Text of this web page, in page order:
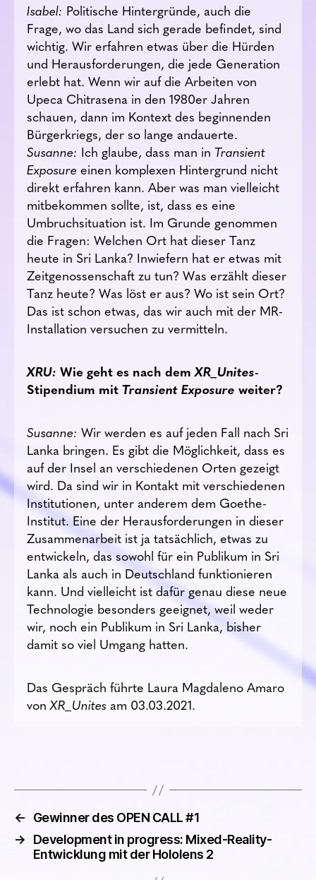
Isabel: Politische Hintergründe, auch die
Frage, wo das Land sich gerade befindet, sind
wichtig. Wir erfahren etwas über die Hürden
und Herausforderungen, die jede Generation
erlebt hat. Wenn wir auf die Arbeiten von
Upeca Chitrasena in den 1980er Jahren
schauen, dann im Kontext des beginnenden
Bürgerkriegs, der so lange andauerte.
Susanne: Ich glaube, dass man in Transient
Exposureeinen komplexen Hintergrund nicht
direkt erfahren kann. Aber was man vielleicht
mitbekommen sollte, ist, dass es eine
Umbruchsituation ist. Im Grunde genommen
die Fragen: Welchen Ort hat dieser Tanz
heute in Sri Lanka? Inwiefern hat er etwas mit
Zeitgenossenschaft zu tun? Was erzählt dieser
Tanz heute? Was löst er aus? Wo ist sein Ort?
Das ist schon etwas, das wir auch mit der MR-
Installation versuchen zu vermitteln.
XRU: Wie geht es nach demXR_Unites-
Stipendium mitTransient Exposure weiter?
Susanne: Wir werden es auf jeden Fall nach Sri
Lanka bringen. Es gibt die Möglichkeit, dass es
auf der Insel an verschiedenen Orten gezeigt
wird. Da sind wir in Kontakt mit verschiedenen
Institutionen, unter anderem dem Goethe-
Institut. Eine der Herausforderungen in dieser
Zusammenarbeit ist ja tatsächlich, etwas zu
entwickeln, das sowohl für ein Publikum in Sri
Lanka als auch in Deutschland funktionieren
kann. Und vielleicht ist dafür genau diese neue
Technologie besonders geeignet, weil weder
wir, noch ein Publikum in Sri Lanka, bisher
damit so viel Umgang hatten.
Das Gespräch führte Laura Magdaleno Amaro
vonXR_Unites am 03.03.2021.
←
Gewinner des OPEN CALL #1
→
Development in progress: Mixed-Reality-
Entwicklung mit der Hololens 2